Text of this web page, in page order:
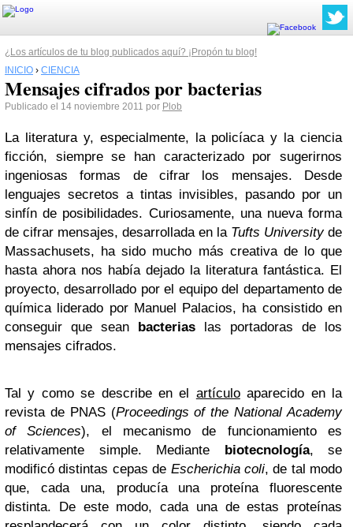
¿Los artículos de tu blog publicados aquí? ¡Propón tu blog!
INICIO › CIENCIA
Mensajes cifrados por bacterias
Publicado el 14 noviembre 2011 por Plob
La literatura y, especialmente, la policíaca y la ciencia
ficción, siempre se han caracterizado por sugerirnos
ingeniosas formas de cifrar los mensajes. Desde
lenguajes secretos a tintas invisibles, pasando por un
sinfín de posibilidades. Curiosamente, una nueva forma
de cifrar mensajes, desarrollada en la Tufts Universityde
Massachusets, ha sido mucho más creativa de lo que
hasta ahora nos había dejado la literatura fantástica. El
proyecto, desarrollado por el equipo del departamento de
química liderado por Manuel Palacios, ha consistido en
conseguir que sean bacterias las portadoras de los
mensajes cifrados.
Tal y como se describe en el artículoaparecido en la
revista de PNAS (Proceedings of the National Academy
of Sciences), el mecanismo de funcionamiento es
relativamente simple. Mediante biotecnología, se
modificó distintas cepas de Escherichia coli, de tal modo
que, cada una, producía una proteína fluorescente
distinta. De este modo, cada una de estas proteínas